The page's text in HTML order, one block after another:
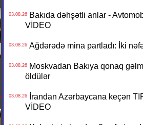
03.08.26Bakıda dəhşətli anlar -
VİDEO
03.08.26Ağdərədə mina partladı: İki
03.08.26Moskvadan Bakıya qonaq
öldülər
03.08.26İrandan Azərbaycana keçən
VİDEO